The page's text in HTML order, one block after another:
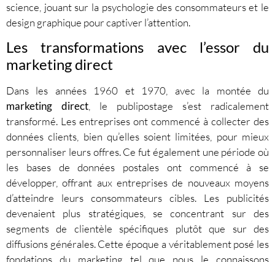
science, jouant sur la psychologie des consommateurs et le
design graphique pour captiver l’attention.
Les transformations avec l’essor du
marketing direct
Dans les années 1960 et 1970, avec la montée du
marketing direct, le publipostage s’est radicalement
transformé. Les entreprises ont commencé à collecter des
données clients, bien qu’elles soient limitées, pour mieux
personnaliser leurs offres. Ce fut également une période où
les bases de données postales ont commencé à se
développer, offrant aux entreprises de nouveaux moyens
d’atteindre leurs consommateurs cibles. Les publicités
devenaient plus stratégiques, se concentrant sur des
segments de clientèle spécifiques plutôt que sur des
diffusions générales. Cette époque a véritablement posé les